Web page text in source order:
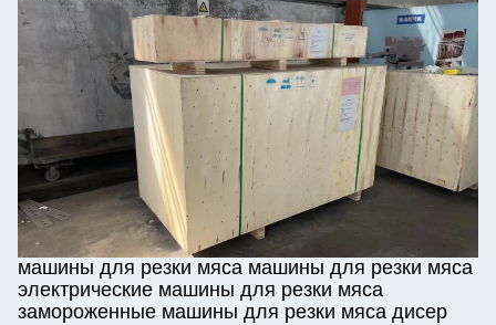
машины для резки мяса машины для резки мяса
электрические машины для резки мяса
замороженные машины для резки мяса дисер